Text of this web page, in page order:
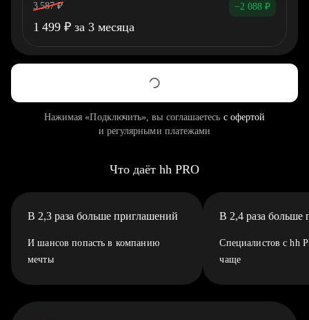
3 587 ₽ −2 088 ₽
1 499 ₽ за 3 месяца
Нажимая «Подключить», вы соглашаетесь с офертой
и регулярными платежами
Что даёт hh PRO
В 2,3 раза больше приглашений
И шансов попасть в компанию
мечты
В 2,4 раза больше
Специалистов с hh
чаще